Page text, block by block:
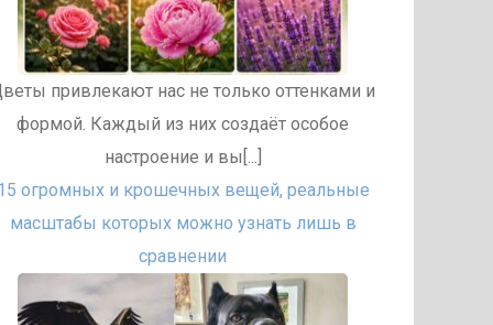
привлекают нас не только оттенками и
формой. Каждый из них создаёт особое
настроение и вы[...]
огромных и крошечных вещей, реальные
масштабы которых можно узнать лишь в
сравнении